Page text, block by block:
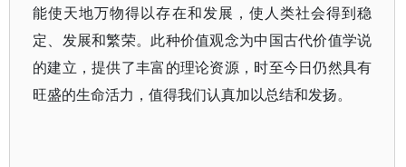
能使天地万物得以存在和发展，使人类社会得到稳
定、发展和繁荣。此种价值观念为中国古代价值学说
的建立，提供了丰富的理论资源，时至今日仍然具有
旺盛的生命活力，值得我们认真加以总结和发扬。